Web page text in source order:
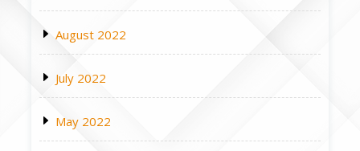
August 2022
July 2022
May 2022